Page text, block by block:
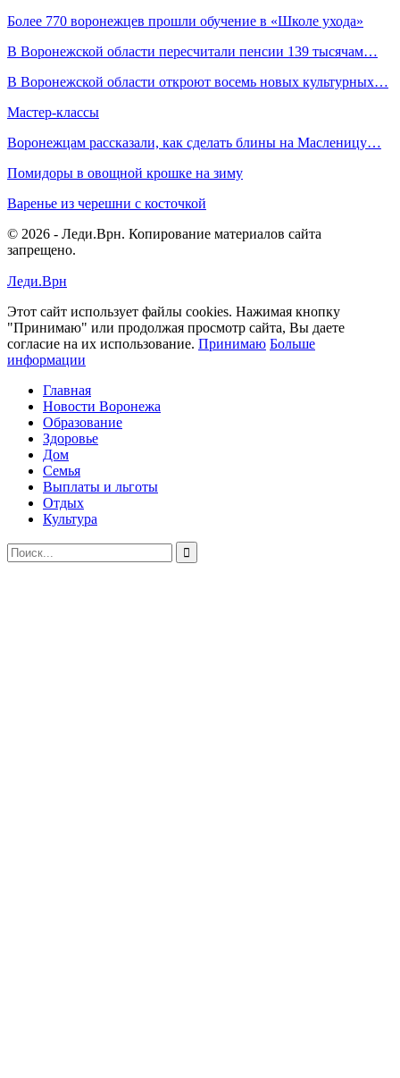
Более 770 воронежцев прошли обучение в «Школе ухода»
В Воронежской области пересчитали пенсии 139 тысячам…
В Воронежской области откроют восемь новых культурных…
Мастер-классы
Воронежцам рассказали, как сделать блины на Масленицу…
Помидоры в овощной крошке на зиму
Варенье из черешни с косточкой
© 2026 - Леди.Врн. Копирование материалов сайта
запрещено.
Леди.Врн
Этот сайт использует файлы cookies. Нажимая кнопку
"Принимаю" или продолжая просмотр сайта, Вы даете
согласие на их использование. Принимаю Больше
информации
Главная
Новости Воронежа
Образование
Здоровье
Дом
Семья
Выплаты и льготы
Отдых
Культура